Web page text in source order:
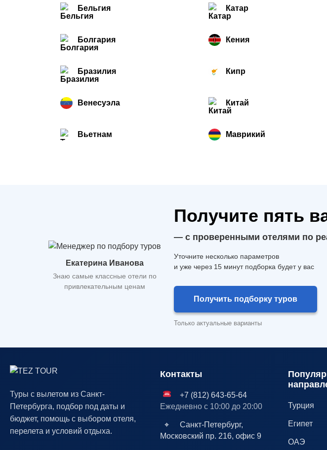
Бельгия
Болгария
Бразилия
Венесуэла
Вьетнам
Катар
Кения
Кипр
Китай
Маврикий
Екатерина Иванова
Знаю самые классные отели по
привлекательным ценам
Получите пять
— с проверенными отелями по
Уточните несколько параметров
и уже через 15 минут подборка будет у вас
Получить подборку туров
Только актуальные варианты
Туры с вылетом из Санкт-
Петербурга, подбор под даты и
бюджет, помощь с выбором отеля,
перелета и условий отдыха.
Контакты
+7 (812) 643-65-64
Ежедневно с 10:00 до 20:00
⌖
Санкт-Петербург,
Московский пр. 216, офис 9
Турция
Египет
ОАЭ